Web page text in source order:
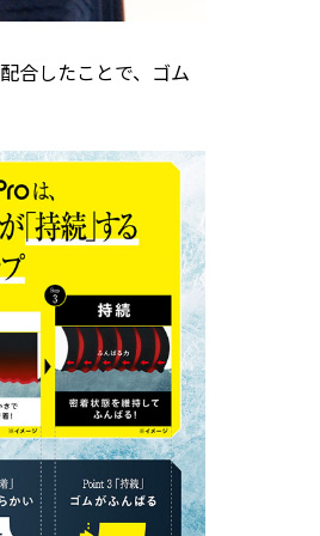
合したことで、ゴム